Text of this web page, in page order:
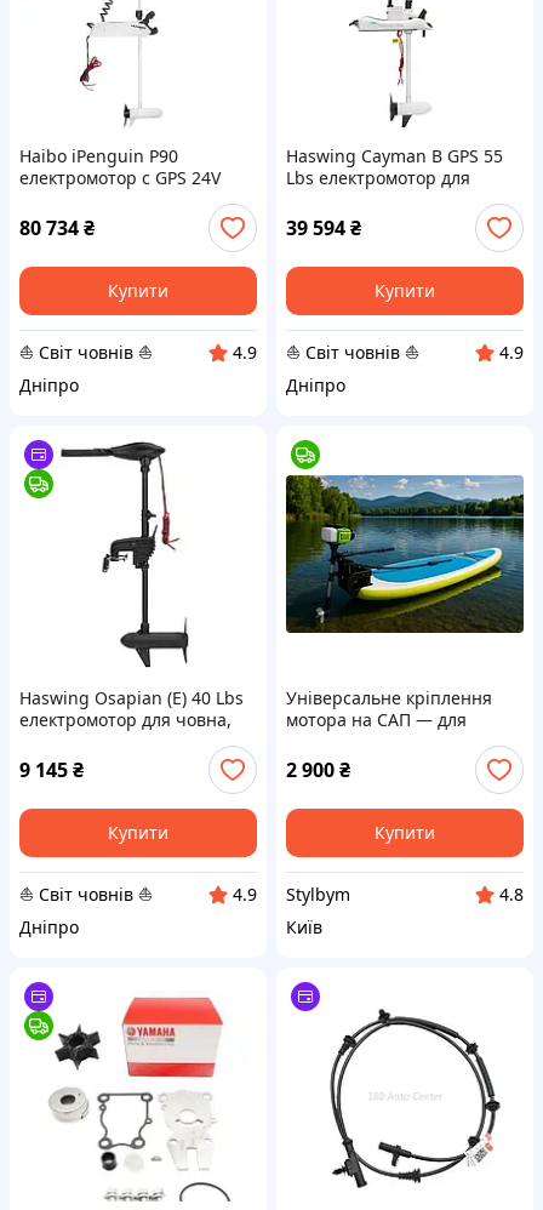
Haibo iPenguin P90
електромотор c GPS 24V
80 734₴
Купити
⛵ Світ човнів ⛵
4.9
Дніпро
Haswing Cayman B GPS 55
Lbs електромотор для
човна, білий, дейдвуд 152
см
39 594₴
Купити
⛵ Світ човнів ⛵
4.9
Дніпро
Haswing Osapian (E) 40 Lbs
електромотор для човна,
9 145₴
Купити
⛵ Світ човнів ⛵
4.9
Дніпро
Універсальне кріплення
мотора на САП — для
бензинових та електричних
моторів
2 900₴
Купити
Stylbym
4.8
Київ